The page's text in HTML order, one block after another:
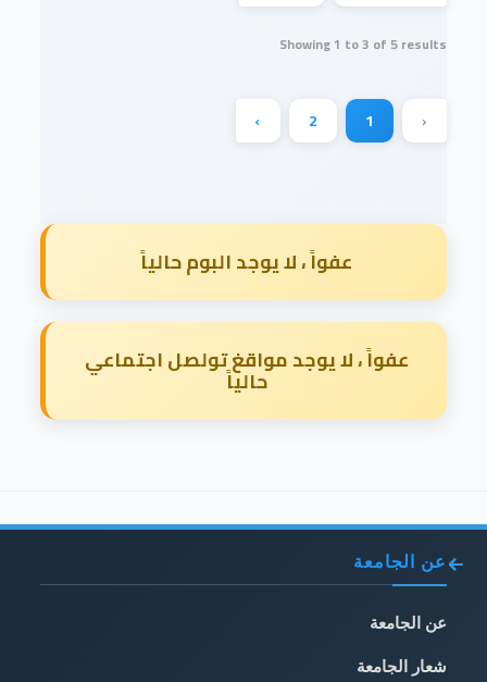
Showing1 to3 of 5results
‹
1
2
›
عفواً ، لا يوجد البوم حالياً
عفواً ، لا يوجد مواقغ تولصل اجتماعي
حالياً
عن الجامعة
عن الجامعة
شعار الجامعة